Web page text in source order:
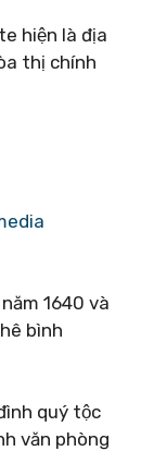
hiện là địa
thị chính
1640 và
bình
quý tộc
văn phòng